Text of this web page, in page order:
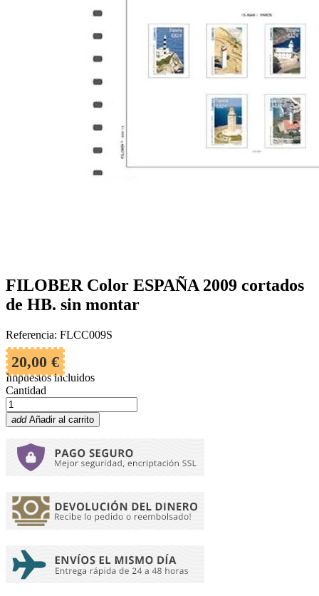
FILOBER Color ESPAÑA 2009 cortados
de HB. sin montar
Referencia: FLCC009S
20,00 €
Impuestos incluidos
Cantidad
add Añadir al carrito